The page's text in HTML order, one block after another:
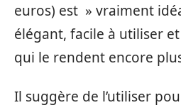
euros) est » vraiment
élégant, facile à utiliser
qui le rendent encore
Il suggère de l’utiliser